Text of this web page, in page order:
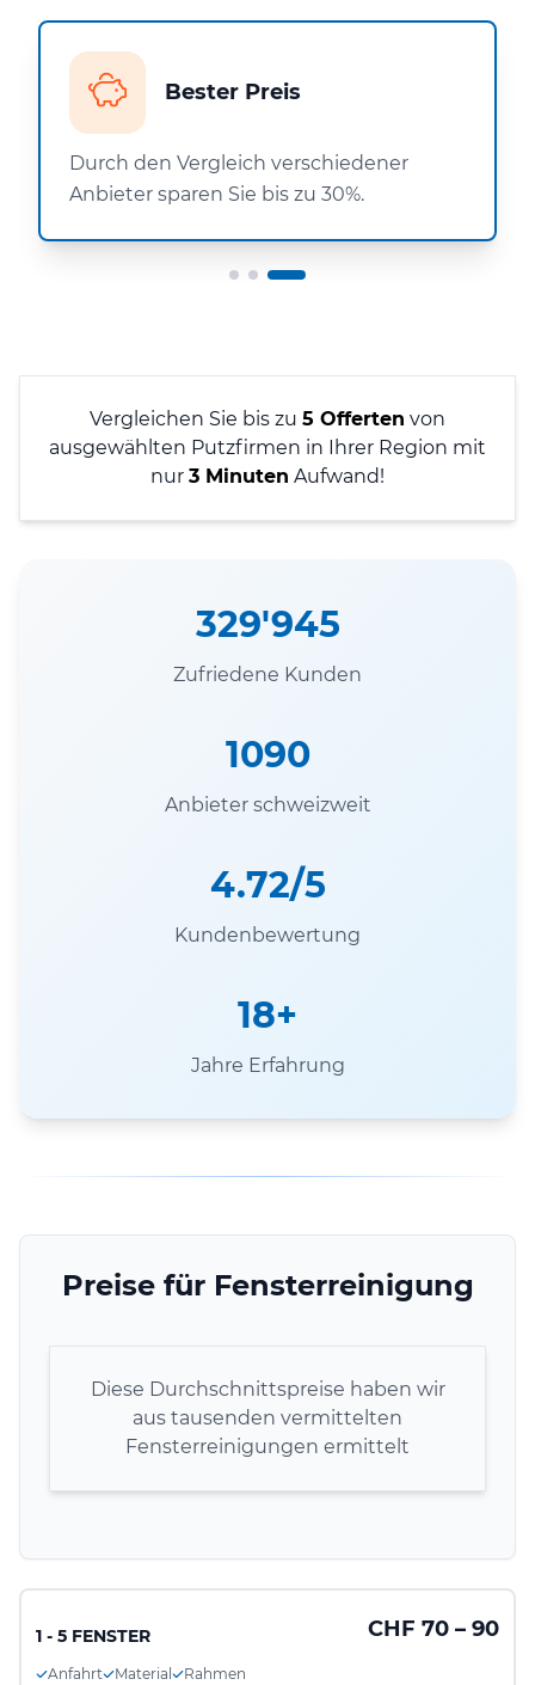
Bester Preis
Durch den Vergleich verschiedener
Anbieter sparen Sie bis zu 30%.
Vergleichen Sie bis zu 5 Offerten von
ausgewählten Putzfirmen in Ihrer Region mit
nur 3 Minuten Aufwand!
329'945
Zufriedene Kunden
1090
Anbieter schweizweit
4.72/5
Kundenbewertung
18+
Jahre Erfahrung
Preise für Fensterreinigung
Diese Durchschnittspreise haben wir
aus tausenden vermittelten
Fensterreinigungen ermittelt
1 - 5 FENSTER CHF 70 – 90
Anfahrt Material Rahmen